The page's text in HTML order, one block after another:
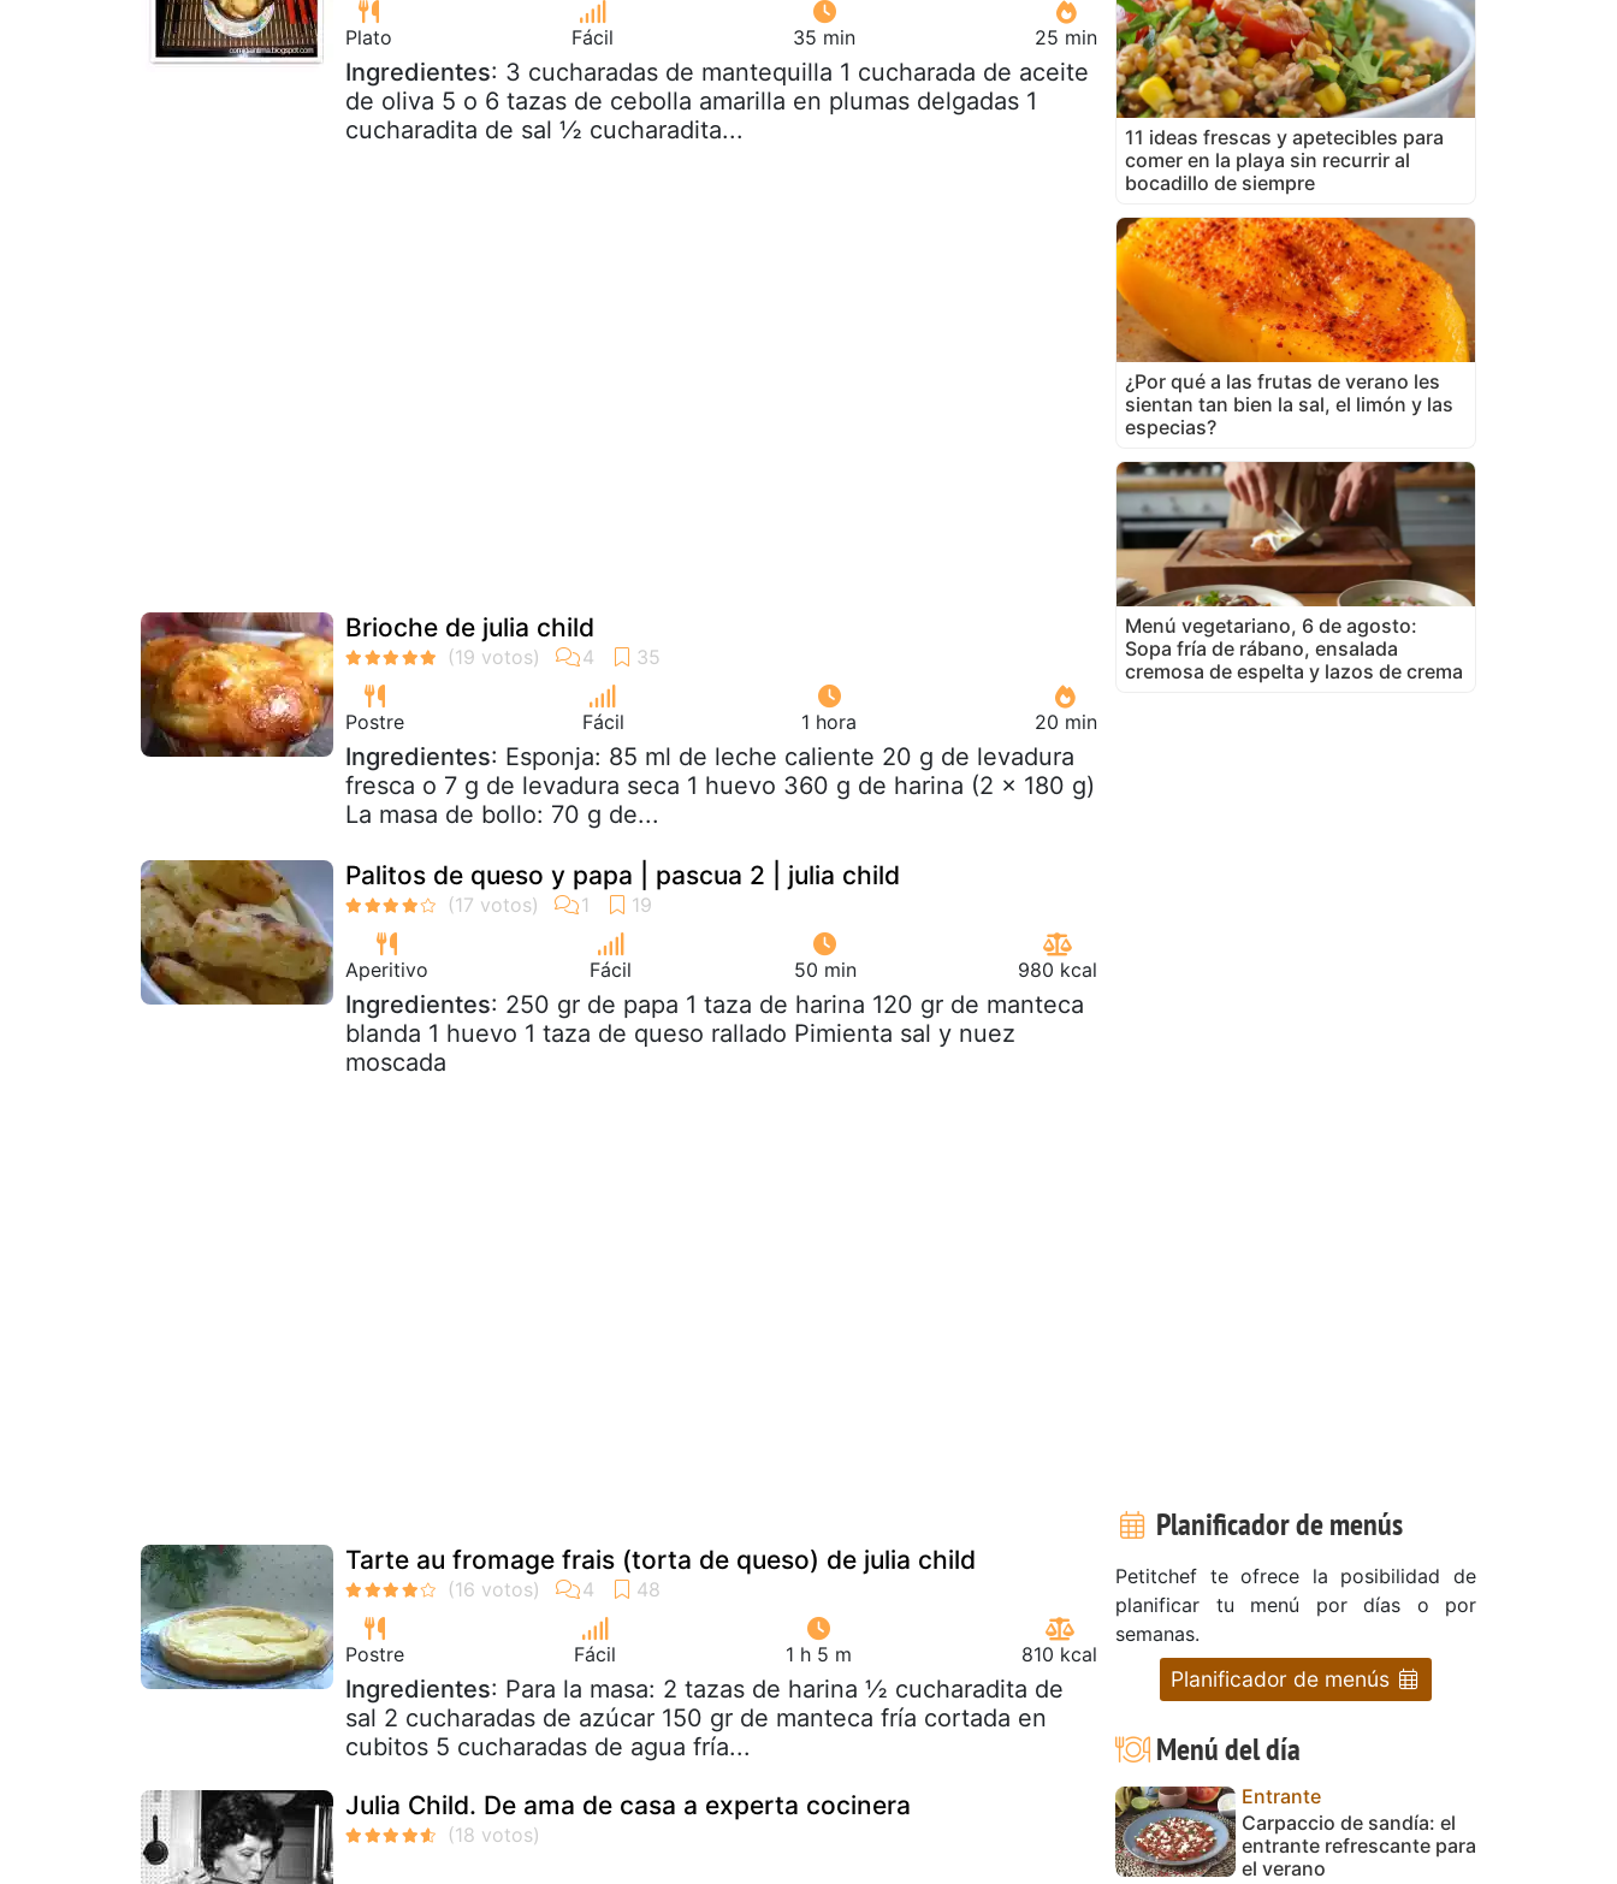
Plato Fácil 35 min 25 min
Ingredientes: 3 cucharadas de mantequilla 1 cucharada de aceite
de oliva 5 o 6 tazas de cebolla amarilla en plumas delgadas 1
cucharadita de sal ½ cucharadita...
Brioche de julia child
Postre Fácil 1 hora 20 min
Ingredientes: Esponja: 85 ml de leche caliente 20 g de levadura
fresca o 7 g de levadura seca 1 huevo 360 g de harina (2 x 180 g)
La masa de bollo: 70 g de...
Palitos de queso y papa | pascua 2 | julia child
Aperitivo Fácil 50 min 980 kcal
Ingredientes: 250 gr de papa 1 taza de harina 120 gr de manteca
blanda 1 huevo 1 taza de queso rallado Pimienta sal y nuez
moscada
Tarte au fromage frais (torta de queso) de julia child
Postre Fácil 1 h 5 m 810 kcal
Ingredientes: Para la masa: 2 tazas de harina ½ cucharadita de
sal 2 cucharadas de azúcar 150 gr de manteca fría cortada en
cubitos 5 cucharadas de agua fría...
Julia Child. De ama de casa a experta cocinera
11 ideas frescas y apetecibles para
comer en la playa sin recurrir al
bocadillo de siempre
¿Por qué a las frutas de verano les
sientan tan bien la sal, el limón y las
especias?
Menú vegetariano, 6 de agosto:
Sopa fría de rábano, ensalada
cremosa de espelta y lazos de crema
Planificador de menús
Petitchef te ofrece la posibilidad de
planificar tu menú por días o por
semanas.
Planificador de menús
Menú del día
Entrante
Carpaccio de sandía: el
entrante refrescante para
el verano